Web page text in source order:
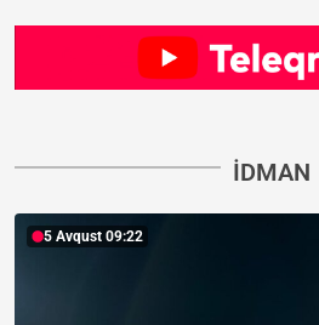
İDMAN
5 Avqust 09:22